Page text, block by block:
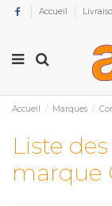
Accueil
Accueil Marques
Liste
marque